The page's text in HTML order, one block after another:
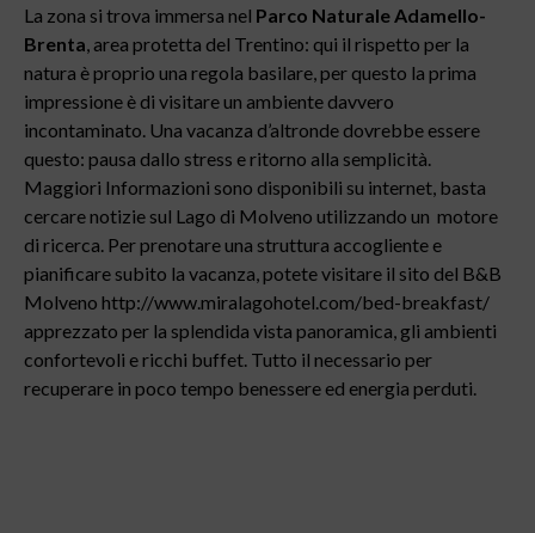
La zona si trova immersa nel Parco Naturale Adamello-
Brenta , area protetta del Trentino: qui il rispetto per la
natura è proprio una regola basilare, per questo la prima
impressione è di visitare un ambiente davvero
incontaminato. Una vacanza d’altronde dovrebbe essere
questo: pausa dallo stress e ritorno alla semplicità.
Maggiori Informazioni sono disponibili su internet, basta
cercare notizie sul Lago di Molveno utilizzando un motore
di ricerca. Per prenotare una struttura accogliente e
pianificare subito la vacanza, potete visitare il sito del B&B
Molveno http://www.miralagohotel.com/bed-breakfast/
apprezzato per la splendida vista panoramica, gli ambienti
confortevoli e ricchi buffet. Tutto il necessario per
recuperare in poco tempo benessere ed energia perduti.